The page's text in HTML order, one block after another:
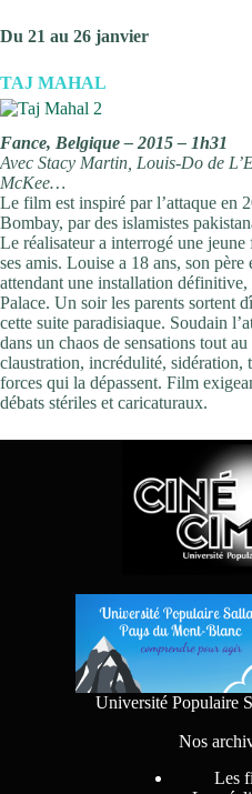
Du 21 au 26 janvier
TAJ MAHAL
Fance, Belgique – 2015 – 1h31
Avec Stacy Martin, Louis-Do de
McKee…
Le film est inspiré par l’attaque en
Bombay, par des islamistes
Le réalisateur a interrogé une jeune
ses amis. Louise a 18 ans, son
attendant une installation
Palace. Un soir les parents sortent
cette suite paradisiaque. Soudain
dans un chaos de sensations tout
claustration, incrédulité, sidération,
forces qui la dépassent. Film
débats stériles et caricaturaux.
Université Populaire
Nos
Les